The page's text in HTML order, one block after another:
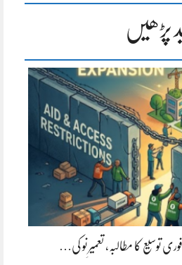
پڑھیں
توسیع کا مطالبہ، تعمیرِ نو کی…